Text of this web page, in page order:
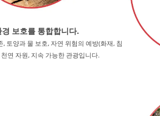
경 보호를 통합합니다.
토양과 물 보호, 자연 위험의 예방(화재, 침
천연 자원, 지속 가능한 관광입니다.